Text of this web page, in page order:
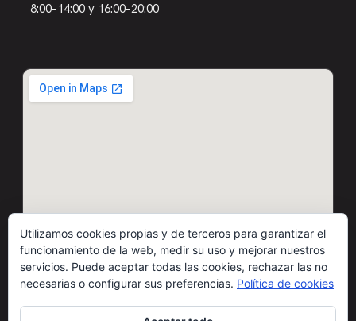
8:00–14:00 y 16:00–20:00
Utilizamos cookies propias y de terceros para garantizar el
funcionamiento de la web, medir su uso y mejorar nuestros
servicios. Puede aceptar todas las cookies, rechazar las no
necesarias o configurar sus preferencias. Política de cookies